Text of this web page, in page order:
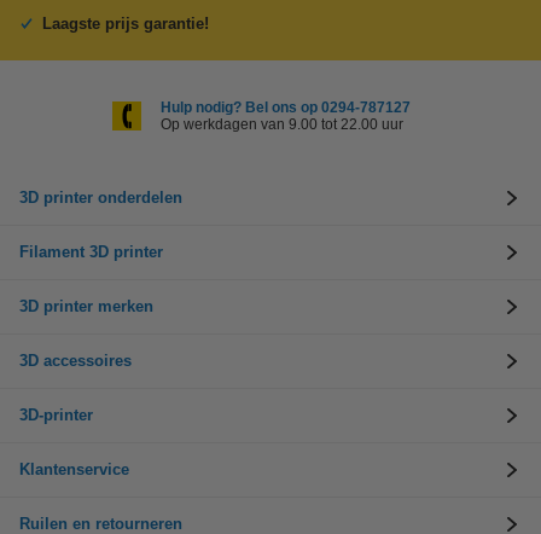
Laagste prijs garantie!
Hulp nodig? Bel ons op 0294-787127
Op werkdagen van 9.00 tot 22.00 uur
3D printer onderdelen
Filament 3D printer
3D printer merken
3D accessoires
3D-printer
Klantenservice
Ruilen en retourneren